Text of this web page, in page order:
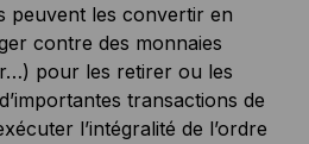
peuvent les convertir en
contre des monnaies
pour les retirer ou les
transactions de
l’intégralité de l’ordre